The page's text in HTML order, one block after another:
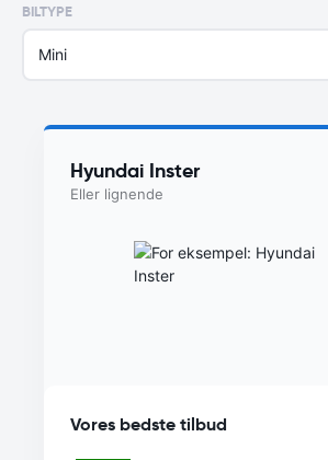
BILTYPE
Mini
Hyundai Inster
Eller lignende
Vores bedste tilbud